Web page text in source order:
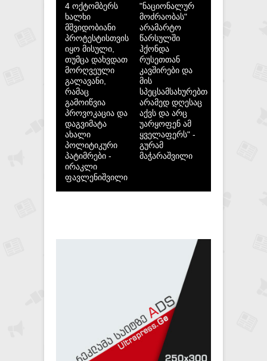
4 ოქტომბერს
ხალხი
მშვიდობიანი
პროტესტისთვის
იყო მისული,
თუმცა დახვდათ
მორღვეული
გალავანი,
რამაც
გამოიწვია
პროვოკაცია და
დაგვიმატა
ახალი
პოლიტიკური
პატიმრები -
ირაკლი
ფავლენიშვილი
"ნაციონალურ
მოძრაობას"
არამარტო
წარსულში
ჰქონდა
რუსეთთან
კავშირები და
მის
სპეცსამსახურებთან,
არამედ დღესაც
აქვს და არც
უარყოფენ ამ
ყველაფერს" -
გურამ
მაჭარაშვილი